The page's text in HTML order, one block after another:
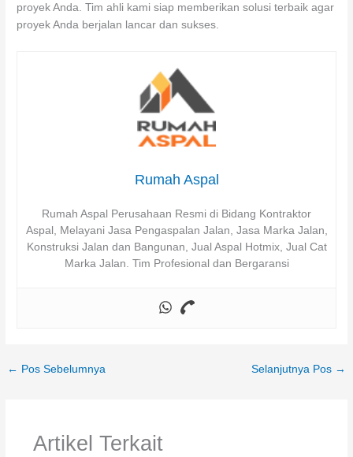
proyek Anda. Tim ahli kami siap memberikan solusi terbaik agar
proyek Anda berjalan lancar dan sukses.
Rumah Aspal
Rumah Aspal Perusahaan Resmi di Bidang Kontraktor
Aspal, Melayani Jasa Pengaspalan Jalan, Jasa Marka Jalan,
Konstruksi Jalan dan Bangunan, Jual Aspal Hotmix, Jual Cat
Marka Jalan. Tim Profesional dan Bergaransi
← Pos Sebelumnya Selanjutnya Pos →
Artikel Terkait